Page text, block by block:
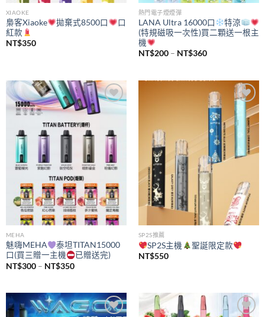
XIAOKE
梟客Xiaoke 拋棄式8500口
口
紅款
NT$350
熱門電子煙煙彈
LANA Ultra 16000口
特涼
(特規磁吸一次性)買二顆送一根主
機
NT$200 – NT$360價
NT$200
到
NT$360
Add to
MEHA
魅嗨MEHA
泰坦TITAN15000
口(買三贈一主機
已贈送完)
NT$300 – NT$350價
NT$300
到
NT$350
Add to
wishlist
SP2S推薦
SP2S主機
聖誕限定款
NT$550